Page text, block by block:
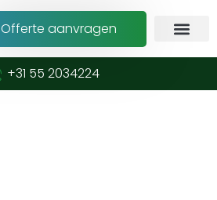
Offerte aanvragen
+31 55 2034224